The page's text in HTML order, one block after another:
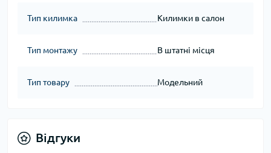
Тип килимка Килимки в салон
Тип монтажу В штатні місця
Тип товару Модельний
Відгуки